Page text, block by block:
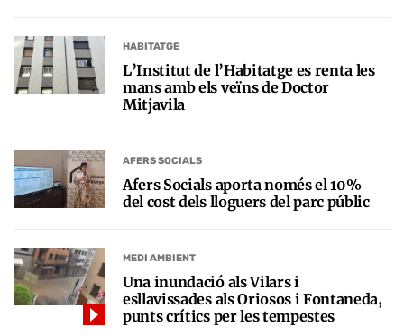
HABITATGE
L’Institut de l’Habitatge es renta les
mans amb els veïns de Doctor
Mitjavila
AFERS SOCIALS
Afers Socials aporta només el 10%
del cost dels lloguers del parc públic
MEDI AMBIENT
Una inundació als Vilars i
esllavissades als Oriosos i Fontaneda,
punts crítics per les tempestes